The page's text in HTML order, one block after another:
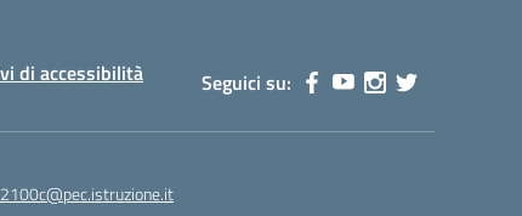
di accessibilità Seguici su: